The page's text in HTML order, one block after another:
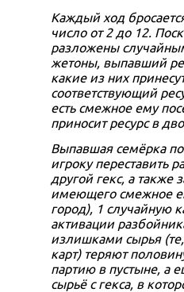
Каждый ход
число от 2 до 12.
разложены
жетоны, выпавший
какие из них
соответствующий
есть смежное ему
приносит ресурс в
Выпавшая семёрка
игроку переставить
другой гекс, а также
имеющего смежное
город), 1 случайную
активации
излишками сырья
карт) теряют
партию в пустыне, а
сырьё с гекса, в